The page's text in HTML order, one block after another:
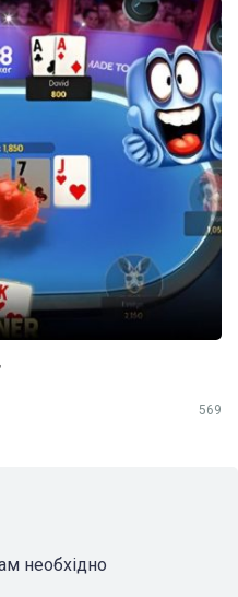
569
необхідно